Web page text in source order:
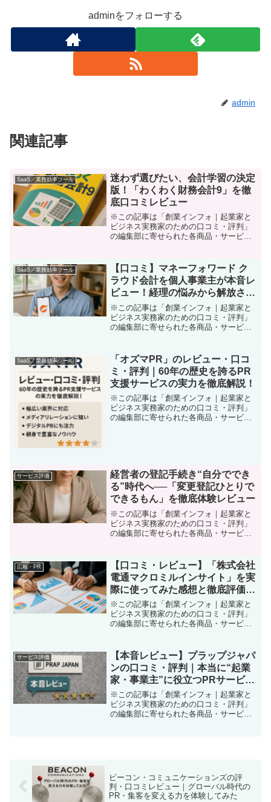
adminをフォローする
admin
関連記事
SaaS／業務効率ツール
迷わず選びたい、会計学習の決定
版！「わくわく財務会計9」を徹
底口コミレビュー
※この記事は「創業インフォ｜起業家と
ビジネス実務家のための口コミ・評判」
の編集部に寄せられた各商品・サービス
る…」 個人事業主や起業家にとって、“財
務会計の壁”は避けて通れ...
SaaS／業務効率ツール
【口コミ】マネーフォワード ク
ラウド会計を個人事業主が本音レ
ビュー！経理の悩みから解放され
たリアルな感想
※この記事は「創業インフォ｜起業家と
ビジネス実務家のための口コミ・評判」
の編集部に寄せられた各商品・サービス
着いた最適解起業や副業を始めたばかり
の頃、一番頭を悩ませた...
SaaS／業務効率ツール
「オズマPR」のレビュー・口コ
ミ・評判｜60年の歴史を誇るPR
支援サービスの実力を徹底解説！
※この記事は「創業インフォ｜起業家と
ビジネス実務家のための口コミ・評判」
の編集部に寄せられた各商品・サービス
サービス評価
経営者の登記手続き“自分ででき
る”時代へ──「変更登記ひとりで
できるもん」を徹底体験レビュー
※この記事は「創業インフォ｜起業家と
ビジネス実務家のための口コミ・評判」
の編集部に寄せられた各商品・サービス
でやればかなりコストカットできるのか
な？」 「でも書類が複雑...
広報・PR
【口コミ・レビュー】「株式会社
電通マクロミルインサイト」を実
際に使ってみた感想と徹底評価｜
独立・起業家のPR・集客支援に
有効なのか？
※この記事は「創業インフォ｜起業家と
ビジネス実務家のための口コミ・評判」
の編集部に寄せられた各商品・サービス
におすすめしたい、マーケティングリサ
ーチサービスを使ったリ...
サービス評価
【本音レビュー】プラップジャパ
ンの口コミ・評判｜本当に“起業
家・事業主”に役立つPRサービス
か？徹底解説！
※この記事は「創業インフォ｜起業家と
ビジネス実務家のための口コミ・評判」
の編集部に寄せられた各商品・サービス
ビーコン・コミュニケーションズの評
判・口コミレビュー｜グローバル時代の
PR・集客を変える力を体験してみた